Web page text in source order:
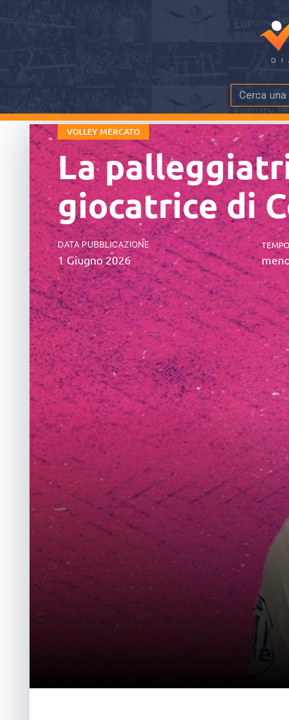
VOLLEY MERCATO
La
giocatrice di
DATA PUBBLICAZIONE
1 Giugno 2026